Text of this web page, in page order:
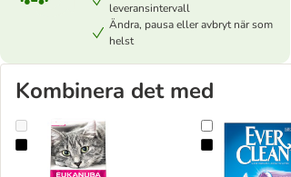
leveransintervall
Ändra, pausa eller avbryt när som
helst
Kombinera det med
Eukanuba Sterilised / Weight Control Adult
Ever Clean®